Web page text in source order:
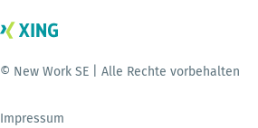
© New Work SE | Alle Rechte vorbehalten
Impressum